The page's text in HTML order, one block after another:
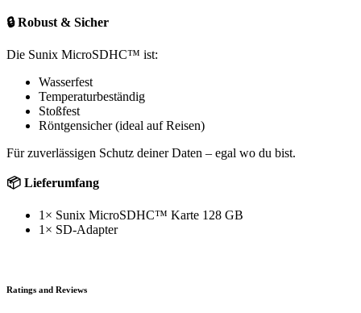
🔒 Robust & Sicher
Die Sunix MicroSDHC™ ist:
Wasserfest
Temperaturbeständig
Stoßfest
Röntgensicher (ideal auf Reisen)
Für zuverlässigen Schutz deiner Daten – egal wo du bist.
📦 Lieferumfang
1× Sunix MicroSDHC™ Karte 128 GB
1× SD-Adapter
Ratings and Reviews